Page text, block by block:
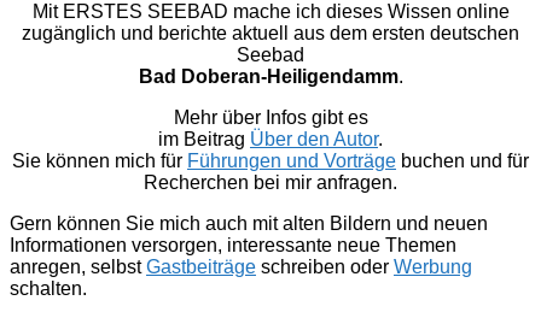
Mit ERSTES SEEBAD mache ich dieses Wissen online
zugänglich und berichte aktuell aus dem ersten deutschen
Seebad
Bad Doberan-Heiligendamm.
Mehr über Infos gibt es
im Beitrag Über den Autor.
Sie können mich für Führungen und Vorträge buchen und für
Recherchen bei mir anfragen.
Gern können Sie mich auch mit alten Bildern und neuen
Informationen versorgen, interessante neue Themen
anregen, selbstGastbeiträge schreiben oder Werbung
schalten.